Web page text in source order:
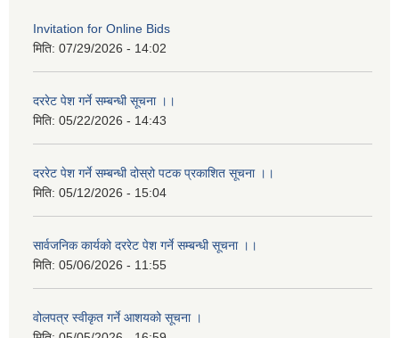
Invitation for Online Bids
मिति: 07/29/2026 - 14:02
दररेट पेश गर्ने सम्बन्धी सूचना ।।
मिति: 05/22/2026 - 14:43
दररेट पेश गर्ने सम्बन्धी दोस्रो पटक प्रकाशित सूचना ।।
मिति: 05/12/2026 - 15:04
सार्वजनिक कार्यको दररेट पेश गर्ने सम्बन्धी सूचना ।।
मिति: 05/06/2026 - 11:55
वोलपत्र स्वीकृत गर्ने आशयको सूचना ।